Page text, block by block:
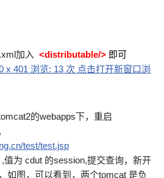
加入 <distributable/> 即可
的webapps下，重启
test/test.jsp
为 cdut 的session,提交查询，新开
如图，可以看到，两个tomcat 是负